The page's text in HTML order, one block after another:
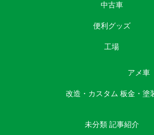
中古車
便利グッズ
工場
改造・カスタム
アメ車
板金・塗
未分類 記事紹介